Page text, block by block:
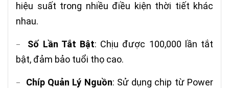
hiệu suất trong nhiều điều kiện thời tiết khác
nhau.
– Số Lần Tắt Bật: Chịu được 100,000 lần tắt
bật, đảm bảo tuổi thọ cao.
– Chíp Quản Lý Nguồn: Sử dụng chip từ Power